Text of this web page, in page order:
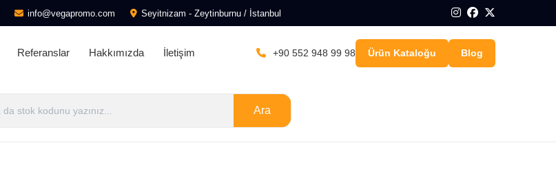
info@vegapromo.com Seyitnizam - Zeytinburnu / İstanbul
Referanslar Hakkımızda İletişim +90 552 948 99 98 Ürün Kataloğu Blog
Ara